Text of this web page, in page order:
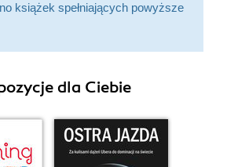
online community of Julia
Mathematics
& AI Labs Member
książek spełniających powyższe
dla Ciebie